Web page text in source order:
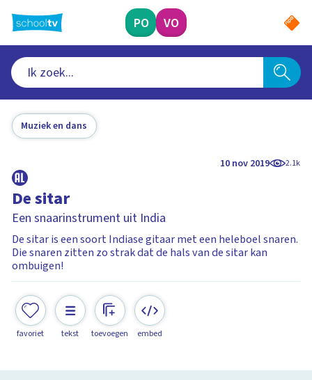
naar
hoofdinhoud
PO VO
Muziek en dans
10 nov 2019 2.1k
De sitar
Een snaarinstrument uit India
De sitar is een soort Indiase gitaar met een heleboel snaren.
Die snaren zitten zo strak dat de hals van de sitar kan
ombuigen!
favoriet tekst toevoegen embed